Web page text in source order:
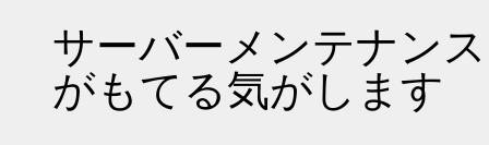
サーバーメンテナン
がもてる気がします